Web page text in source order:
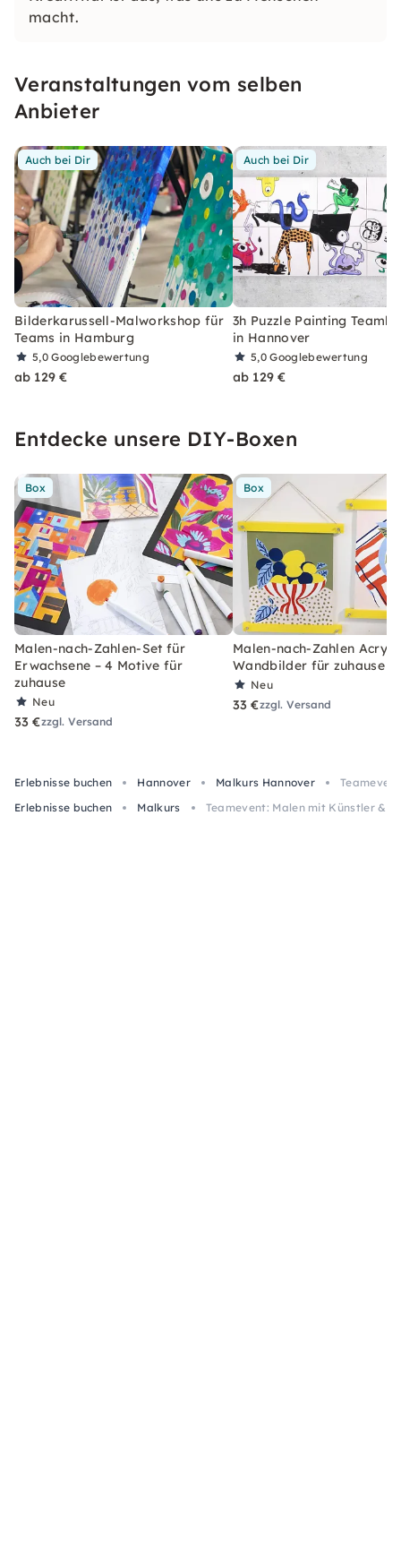
macht.
Veranstaltungen vom selben
Anbieter
Auch bei Dir
Bilderkarussell-Malworkshop für
Teams in Hamburg
5,0Googlebewertung
ab 129 €
Auch bei Dir
3h Puzzle Painting
in Hannover
5,0Googlebewertung
ab 129 €
Entdecke unsere DIY-Boxen
Box
Malen-nach-Zahlen-Set für
Erwachsene – 4 Motive für
zuhause
Neu
33 €zzgl. Versand
Box
Malen-nach-Zahlen Acryl-
Wandbilder für zuhause
Neu
33 €zzgl. Versand
Erlebnisse buchen Hannover Malkurs Hannover
Erlebnisse buchen
Malkurs Teamevent: Malen mit Künstler &